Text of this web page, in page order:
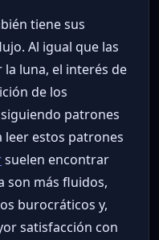
tiene sus
Al igual que las
luna, el interés de
de los
patrones
leer estos patrones
suelen encontrar
son más fluidos,
burocráticos y,
satisfacción con